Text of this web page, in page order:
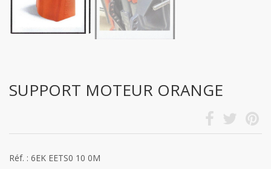
SUPPORT MOTEUR ORANGE
Réf. : 6EK EETS0 10 0M